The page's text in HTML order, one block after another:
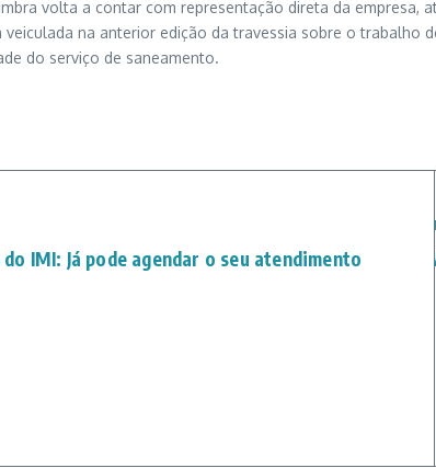
volta a contar com representação direta da empresa,
na anterior edição da travessia sobre o trabalho
do serviço de saneamento.
IMI: Já pode agendar o seu atendimento